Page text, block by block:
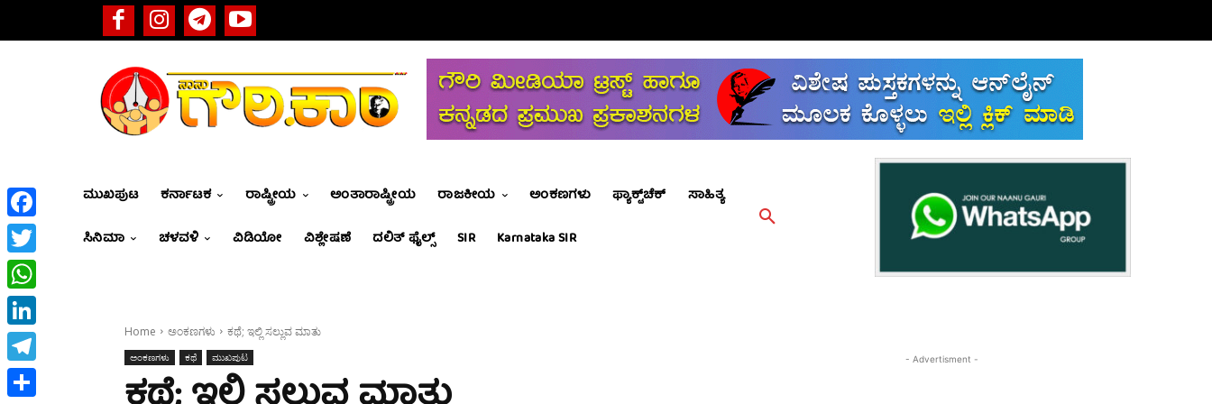
ಮುಖಪುಟ ಕರ್ನಾಟಕ ರಾಷ್ಟ್ರೀಯ ಅಂತಾರಾಷ್ಟ್ರೀಯ ರಾಜಕೀಯ ಅಂಕಣಗಳು ಫ್ಯಾಕ್ಟ್‌ಚೆಕ್
ಸಾಹಿತ್ಯ
ಸಿನಿಮಾ
ಚಳವಳಿ ವಿಡಿಯೋ ವಿಶ್ಲೇಷಣೆ ದಲಿತ್ ಫೈಲ್ಸ್ SIR Karnataka SIR
Home ಅಂಕಣಗಳು ಕಥೆ; ಇಲ್ಲಿ ಸಲ್ಲುವ ಮಾತು
ಅಂಕಣಗಳು ಕಥೆ ಮುಖಪುಟ - Advertisment -
Facebook
Twitter
WhatsApp
LinkedIn
Telegram